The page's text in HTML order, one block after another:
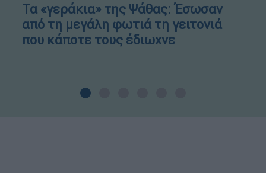
Τα «γεράκια» της Ψάθας: Έσωσαν
από τη μεγάλη φωτιά τη γειτονιά
που κάποτε τους έδιωχνε